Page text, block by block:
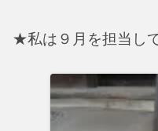
★私は９月を担当し